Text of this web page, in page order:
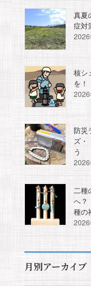
真夏
症対
核シ
を！
防災
ズ・
う
二種
へ？
種の
月別アーカイブ